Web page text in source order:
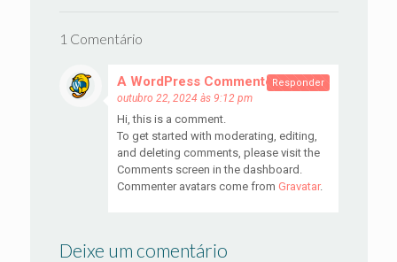
1 Comentário
A WordPress Commenter disse:
outubro 22, 2024 às 9:12 pm
Hi, this is a comment.
To get started with moderating, editing,
and deleting comments, please visit the
Comments screen in the dashboard.
Commenter avatars come from Gravatar.
Responder
Deixe um comentário